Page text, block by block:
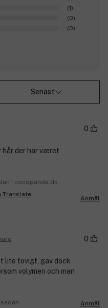
(1)
(0)
(0)
Senast
0
hår der har været
| cocopanda.dk
Anmäl
0
lite tovigt, gav dock
volymen och man
Anmäl